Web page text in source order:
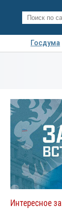
Госдума
Интересное